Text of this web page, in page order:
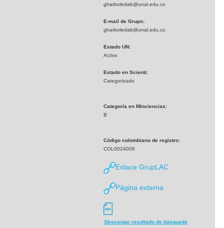
gharboledab@unal.edu.co
E-mail de Grupo:
gharboledab@unal.edu.co
Estado UN:
Activo
Estado en Scienti:
Categorizado
Categoría en Minciencias:
B
Código colombiano de registro:
COL0024006
Enlace GrupLAC
Página externa
Descargar resultado de búsqueda